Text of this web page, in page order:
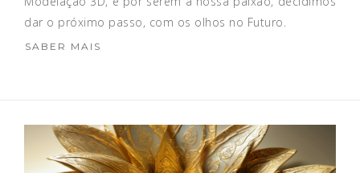
dar o próximo passo, com os olhos no Futuro.
SABER MAIS